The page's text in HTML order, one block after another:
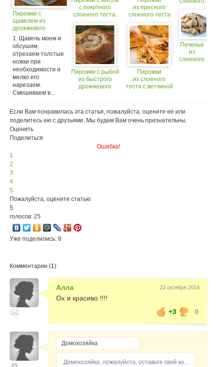
Пирожки с
щавелем из
дрожжевого
слоеного теста
1. Щавель моем и
обсушим,
отрезаем толстые
ножки при
необходимости и
мелко его
нарезаем.
Смешиваем в...
с покупного
слоеного теста.
Пирожки с рыбой
из быстрого
дрожжевого
из пресного
слоеного теста
Пирожки
из слоеного
теста с ветчиной
Печенье
из
слоеного
Если Вам понравилась эта статья, пожалуйста, оцените её или
поделитесь ею с друзьями. Мы будем Вам очень признательны.
Оценить
Поделиться
Ошибка!
1
2
3
4
5
Пожалуйста, оцените статью
5
голосов: 25
Уже поделились: 8
Комментарии (1):
Алла 22 октября 2014
Ох и красиво !!!!
+3
0